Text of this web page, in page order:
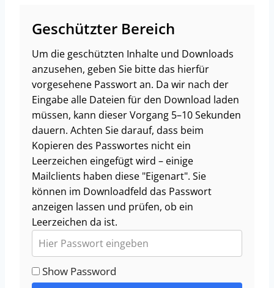
Geschützter Bereich
Um die geschützten Inhalte und Downloads
anzusehen, geben Sie bitte das hierfür
vorgesehene Passwort an. Da wir nach der
Eingabe alle Dateien für den Download laden
müssen, kann dieser Vorgang 5–10 Sekunden
dauern. Achten Sie darauf, dass beim
Kopieren des Passwortes nicht ein
Leerzeichen eingefügt wird – einige
Mailclients haben diese "Eigenart". Sie
können im Downloadfeld das Passwort
anzeigen lassen und prüfen, ob ein
Leerzeichen da ist.
Show Password